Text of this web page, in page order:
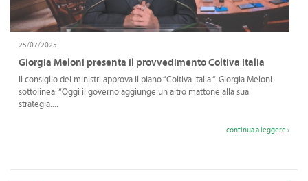
25/07/2025
Giorgia Meloni presenta il provvedimento Coltiva Italia
Il consiglio dei ministri approva il piano “Coltiva Italia “. Giorgia Meloni
sottolinea: “Oggi il governo aggiunge un altro mattone alla sua
strategia....
continua a leggere ›